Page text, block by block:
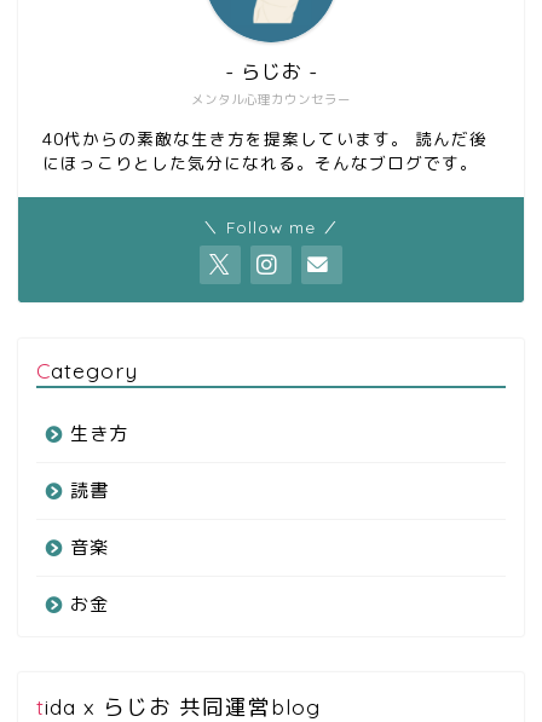
メンタル心理カウンセラー
- らじお -
40代からの素敵な生き方を提案しています。 読んだ後
にほっこりとした気分になれる。そんなブログです。
＼ Follow me ／
Category
生き方
読書
音楽
お金
tida x らじお 共同運営blog